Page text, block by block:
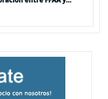
todo pertinente